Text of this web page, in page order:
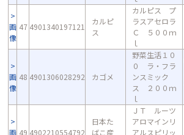
画
像
47 4901340197121
カルピ
ス
カルピス プ
ラスアセロラ
Ｃ ５００ｍ
ｌ
画
像
48 4901306028292 カゴメ
野菜生活１０
０ ラ・フラ
ンスミック
ス ２００ｍ
ｌ
画 49 4902210554792
日本た
ばこ産
ＪＴ ルーツ
アロマインリ
アルスピリッ